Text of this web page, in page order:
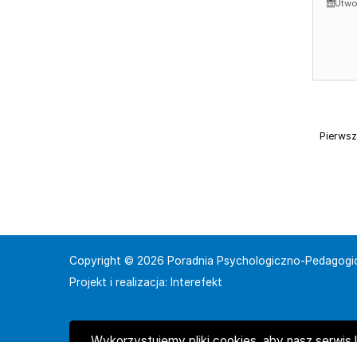
Copyright © 2026 Poradnia Psychologiczno-
Projekt i realizacja: Interefekt